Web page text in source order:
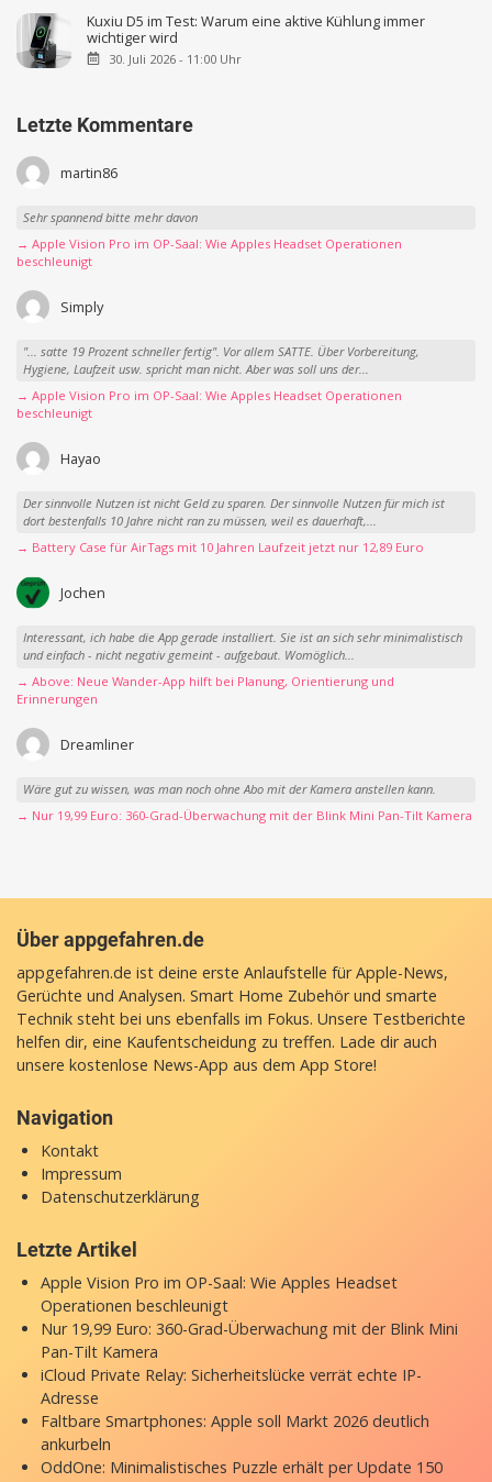
Kuxiu D5 im Test: Warum eine aktive Kühlung immer
wichtiger wird
30. Juli 2026 - 11:00 Uhr
Letzte Kommentare
martin86
Sehr spannend bitte mehr davon
→ Apple Vision Pro im OP-Saal: Wie Apples Headset Operationen
beschleunigt
Simply
"... satte 19 Prozent schneller fertig". Vor allem SATTE. Über Vorbereitung,
Hygiene, Laufzeit usw. spricht man nicht. Aber was soll uns der...
→ Apple Vision Pro im OP-Saal: Wie Apples Headset Operationen
beschleunigt
Hayao
Der sinnvolle Nutzen ist nicht Geld zu sparen. Der sinnvolle Nutzen für mich ist
dort bestenfalls 10 Jahre nicht ran zu müssen, weil es dauerhaft,...
→ Battery Case für AirTags mit 10 Jahren Laufzeit jetzt nur 12,89 Euro
Jochen
Interessant, ich habe die App gerade installiert. Sie ist an sich sehr minimalistisch
und einfach - nicht negativ gemeint - aufgebaut. Womöglich...
→ Above: Neue Wander-App hilft bei Planung, Orientierung und
Erinnerungen
Dreamliner
Wäre gut zu wissen, was man noch ohne Abo mit der Kamera anstellen kann.
→ Nur 19,99 Euro: 360-Grad-Überwachung mit der Blink Mini Pan-Tilt Kamera
Über appgefahren.de
appgefahren.de ist deine erste Anlaufstelle für Apple-News,
Gerüchte und Analysen. Smart Home Zubehör und smarte
Technik steht bei uns ebenfalls im Fokus. Unsere Testberichte
helfen dir, eine Kaufentscheidung zu treffen. Lade dir auch
unsere kostenlose News-App aus dem App Store!
Navigation
Kontakt
Impressum
Datenschutzerklärung
Letzte Artikel
Apple Vision Pro im OP-Saal: Wie Apples Headset
Operationen beschleunigt
Nur 19,99 Euro: 360-Grad-Überwachung mit der Blink Mini
Pan-Tilt Kamera
iCloud Private Relay: Sicherheitslücke verrät echte IP-
Adresse
Faltbare Smartphones: Apple soll Markt 2026 deutlich
ankurbeln
OddOne: Minimalistisches Puzzle erhält per Update 150